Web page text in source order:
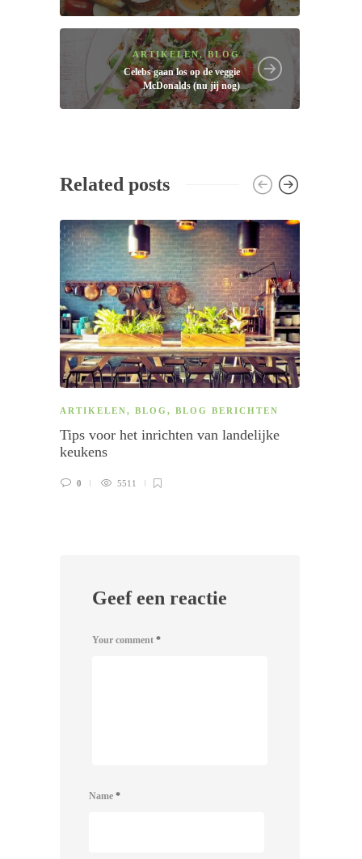
ARTIKELEN,BLOG
Celebs gaan los op de veggie
McDonalds (nu jij nog)
Related posts
ARTIKELEN, BLOG , BLOG BERICHTEN
Tips voor het inrichten van landelijke
keukens
0 5511
Geef een reactie
Your comment *
Name *